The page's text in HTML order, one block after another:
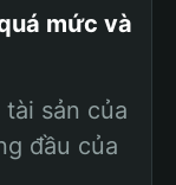
mức và
sản của
đầu của